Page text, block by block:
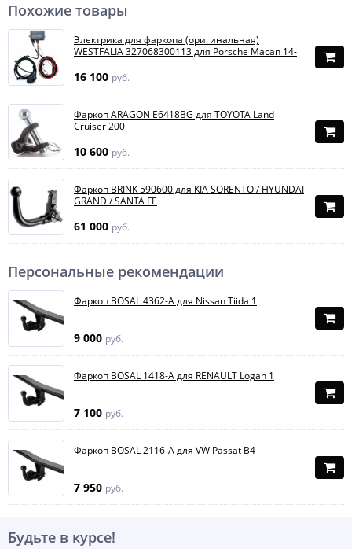
Похожие товары
Электрика для фаркопа (оригинальная)
WESTFALIA 327068300113 для Porsche Macan 14-
16 100 руб.
Фаркоп ARAGON E6418BG для TOYOTA Land
Cruiser 200
10 600 руб.
Фаркоп BRINK 590600 для KIA SORENTO / HYUNDAI
GRAND / SANTA FE
61 000 руб.
Персональные рекомендации
Фаркоп BOSAL 4362-A для Nissan Tiida 1
9 000 руб.
Фаркоп BOSAL 1418-A для RENAULT Logan 1
7 100 руб.
Фаркоп BOSAL 2116-A для VW Passat B4
7 950 руб.
Будьте в курсе!